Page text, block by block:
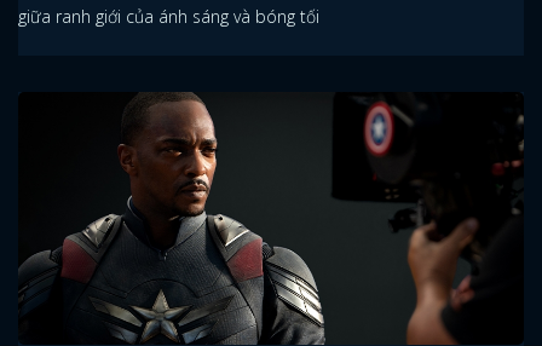
giữa ranh giới của ánh sáng và bóng tối